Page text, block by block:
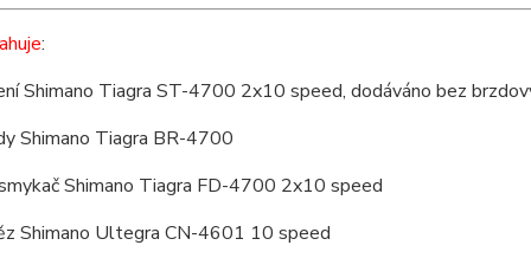
:
Shimano Tiagra ST-4700 2x10 speed, dodáváno bez
Shimano Tiagra BR-4700
Shimano Tiagra FD-4700 2x10 speed
Shimano Ultegra CN-4601 10 speed